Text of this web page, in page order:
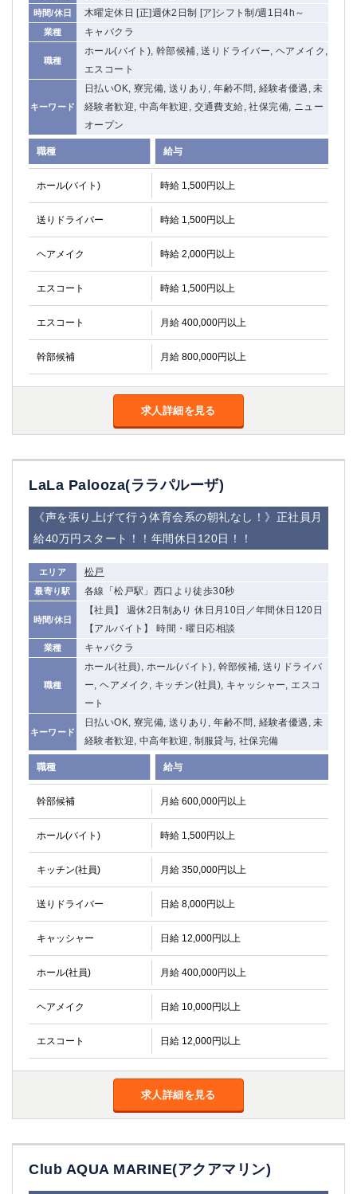
時間/休日 木曜定休日 [正]週休2日制 [ア]シフト制/週1日4h～
業種 キャバクラ
職種
ホール(バイト), 幹部候補, 送りドライバー, ヘアメイク,
エスコート
キーワード
日払いOK, 寮完備, 送りあり, 年齢不問, 経験者優遇, 未
経験者歓迎, 中高年歓迎, 交通費支給, 社保完備, ニュー
オープン
職種 給与
ホール(バイト) 時給 1,500円以上
送りドライバー 時給 1,500円以上
ヘアメイク 時給 2,000円以上
エスコート 時給 1,500円以上
エスコート 月給 400,000円以上
幹部候補 月給 800,000円以上
求人詳細を見る
LaLa Palooza(ララパルーザ)
《声を張り上げて行う体育会系の朝礼なし！》正社員月
給40万円スタート！！年間休日120日！！
エリア 松戸
最寄り駅 各線「松戸駅」西口より徒歩30秒
時間/休日
【社員】 週休2日制あり 休日月10日／年間休日120日
【アルバイト】 時間・曜日応相談
業種 キャバクラ
職種
ホール(社員), ホール(バイト), 幹部候補, 送りドライバ
ー, ヘアメイク, キッチン(社員), キャッシャー, エスコ
ート
キーワード
日払いOK, 寮完備, 送りあり, 年齢不問, 経験者優遇, 未
経験者歓迎, 中高年歓迎, 制服貸与, 社保完備
職種 給与
幹部候補 月給 600,000円以上
ホール(バイト) 時給 1,500円以上
キッチン(社員) 月給 350,000円以上
送りドライバー 日給 8,000円以上
キャッシャー 日給 12,000円以上
ホール(社員) 月給 400,000円以上
ヘアメイク 日給 10,000円以上
エスコート 日給 12,000円以上
求人詳細を見る
Club AQUA MARINE(アクアマリン)